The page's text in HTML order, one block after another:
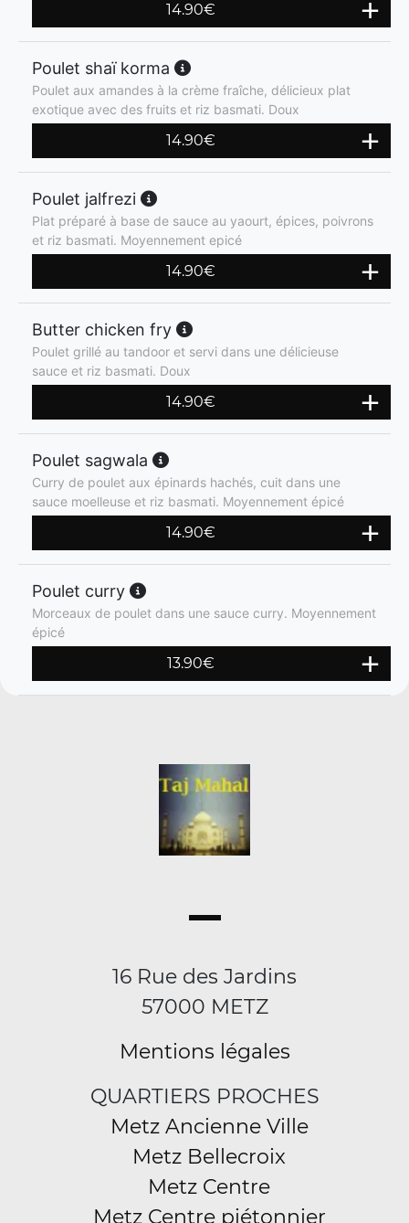
14.90€
Poulet shaï korma
Poulet aux amandes à la crème fraîche, délicieux plat
exotique avec des fruits et riz basmati. Doux
14.90€
Poulet jalfrezi
Plat préparé à base de sauce au yaourt, épices, poivrons
et riz basmati. Moyennement epicé
14.90€
Butter chicken fry
Poulet grillé au tandoor et servi dans une délicieuse
sauce et riz basmati. Doux
14.90€
Poulet sagwala
Curry de poulet aux épinards hachés, cuit dans une
sauce moelleuse et riz basmati. Moyennement épicé
14.90€
Poulet curry
Morceaux de poulet dans une sauce curry. Moyennement
épicé
13.90€
16 Rue des Jardins
57000 METZ
Mentions légales
QUARTIERS PROCHES
Metz Ancienne Ville
Metz Bellecroix
Metz Centre
Metz Centre piétonnier